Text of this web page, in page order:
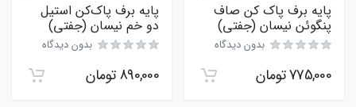
پایه برف پاک کن صاف
پنگوئن نیسان (جفتی)
بدون دیدگاه
775,000تومان
پایه برف پاک‌کن استیل
دو خم نیسان (جفتی)
بدون دیدگاه
890,000تومان